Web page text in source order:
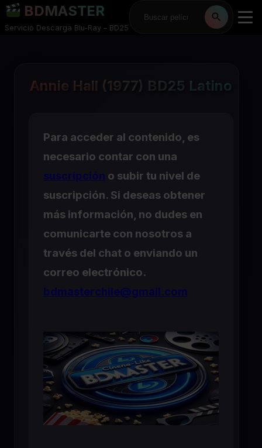
BDMASTER
Servicio Descarga Blu-Ray – BD25
Annie Hall (1977) BD25 Latino
Para acceder al contenido, es
necesario contar con una
suscripción o subir tu nivel de
suscripción. Si deseas obtener
más información, no dudes en
comunicarte con nosotros a
través del chat o enviando un
correo electrónico.
bdmasterchile@gmail.com